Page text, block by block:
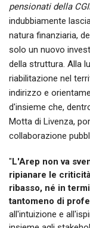
pensionati della
indubbiamente
natura finanziaria,
solo un nuovo
della struttura. Alla
riabilitazione nel
indirizzo e
d'insieme che,
Motta di Livenza,
collaborazione
"L'Arep non va
ripianare le
ribasso, né in
tantomeno di
all'intuizione e